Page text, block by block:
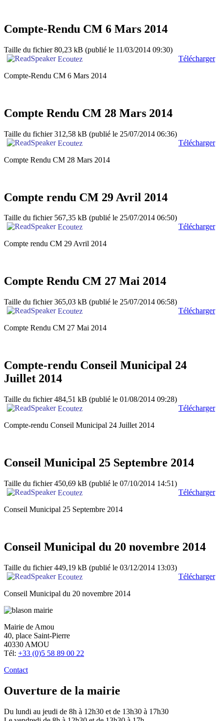
Compte-Rendu CM 6 Mars 2014
Taille du fichier 80,23 kB (publié le 11/03/2014 09:30)
Ecoutez
Télécharger
Compte-Rendu CM 6 Mars 2014
Compte Rendu CM 28 Mars 2014
Taille du fichier 312,58 kB (publié le 25/07/2014 06:36)
Ecoutez
Télécharger
Compte Rendu CM 28 Mars 2014
Compte rendu CM 29 Avril 2014
Taille du fichier 567,35 kB (publié le 25/07/2014 06:50)
Ecoutez
Télécharger
Compte rendu CM 29 Avril 2014
Compte Rendu CM 27 Mai 2014
Taille du fichier 365,03 kB (publié le 25/07/2014 06:58)
Ecoutez
Télécharger
Compte Rendu CM 27 Mai 2014
Compte-rendu Conseil Municipal 24
Juillet 2014
Taille du fichier 484,51 kB (publié le 01/08/2014 09:28)
Ecoutez
Télécharger
Compte-rendu Conseil Municipal 24 Juillet 2014
Conseil Municipal 25 Septembre 2014
Taille du fichier 450,69 kB (publié le 07/10/2014 14:51)
Ecoutez
Télécharger
Conseil Municipal 25 Septembre 2014
Conseil Municipal du 20 novembre 2014
Taille du fichier 449,19 kB (publié le 03/12/2014 13:03)
Ecoutez
Télécharger
Conseil Municipal du 20 novembre 2014
Mairie de Amou
40, place Saint-Pierre
40330 AMOU
Tél: +33 (0)5 58 89 00 22
Contact
Ouverture de la mairie
Du lundi au jeudi de 8h à 12h30 et de 13h30 à 17h30